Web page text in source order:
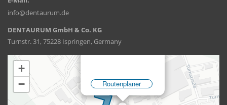
info@dentaurum.de
DENTAURUM GmbH & Co. KG
Turnstr. 31, 75228 Ispringen, Germany